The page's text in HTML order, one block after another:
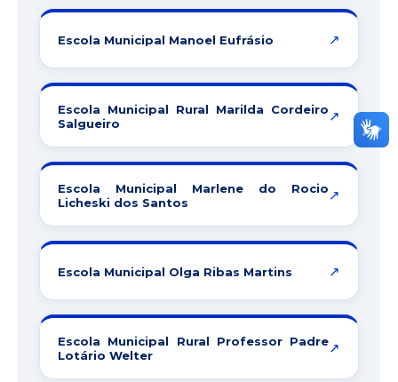
Escola Municipal Manoel Eufrásio ↗
Escola Municipal Rural Marilda Cordeiro
Salgueiro
↗
Escola Municipal Marlene do Rocio
Licheski dos Santos
↗
Escola Municipal Olga Ribas Martins ↗
Escola Municipal Rural Professor Padre
Lotário Welter
↗